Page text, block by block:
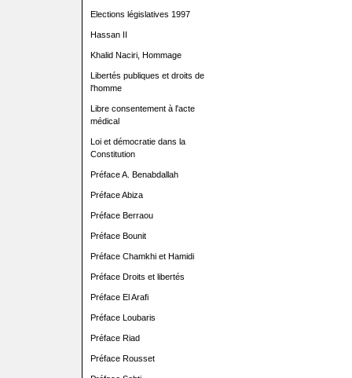
Elections législatives 1997
Hassan II
Khalid Naciri, Hommage
Libertés publiques et droits de
l'homme
Libre consentement à l'acte
médical
Loi et démocratie dans la
Constitution
Préface A. Benabdallah
Préface Abiza
Préface Berraou
Préface Bounit
Préface Chamkhi et Hamidi
Préface Droits et libertés
Préface El Arafi
Préface Loubaris
Préface Riad
Préface Rousset